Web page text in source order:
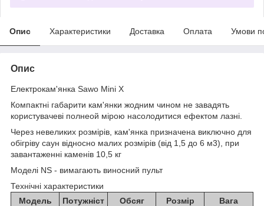
Опис Характеристики Доставка Оплата Умови
Опис
Електрокам'янка Sawo Mini X
Компактні габарити кам'янки жодним чином не завадять
користувачеві полнеой мірою насолодитися ефектом лазні.
Через невеликих розмірів, кам'янка призначена виключно для
обігріву саун відносно малих розмірів (від 1,5 до 6 м3), при
завантаженні каменів 10,5 кг
Моделі NS - вимагають виносний пульт
Технічні характеристики
Модель
Потужніст
Обсяг
Розмір
Вага